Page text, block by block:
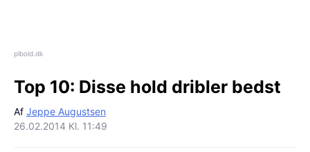
plbold.dk
Top 10: Disse hold dribler bedst
Af Jeppe Augustsen
26.02.2014 Kl. 11:49